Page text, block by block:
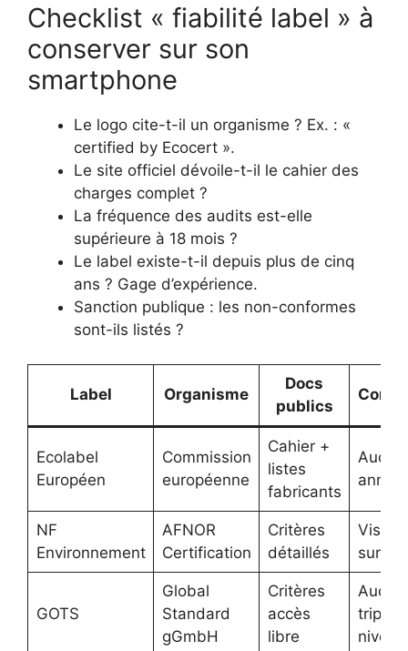
Checklist « fiabilité label » à
conserver sur son
smartphone
Le logo cite-t-il un organisme ? Ex. : «
certified by Ecocert ».
Le site officiel dévoile-t-il le cahier des
charges complet ?
La fréquence des audits est-elle
supérieure à 18 mois ?
Le label existe-t-il depuis plus de cinq
ans ? Gage d’expérience.
Sanction publique : les non-conformes
sont-ils listés ?
Label Organisme
Docs
publics
Ecolabel
Européen
Commission
européenne
Cahier +
listes
fabricants
Audits
NF
Environnement
AFNOR
Certification
Critères
détaillés
Visites
sur
GOTS
Global
Standard
gGmbH
Critères
accès
libre
Audit
triple
niveau